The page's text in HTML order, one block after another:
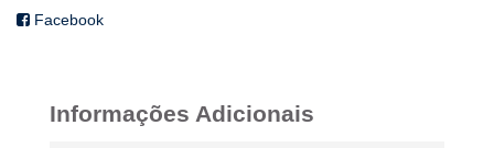
Facebook
Informações Adicionais